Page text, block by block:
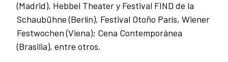
(Madrid), Hebbel Theater y Festival FIND de la
Schaubühne (Berlín), Festival Otoño París, Wiener
Festwochen (Viena); Cena Contemporánea
(Brasilia), entre otros.